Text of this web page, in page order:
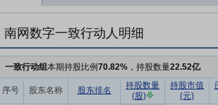
南网数字一致行动人明细
一致行动组本期持股比例70.82% ，持股数量22.52亿
序号 股东名称 股东排名
持股数量
(股)
持股市值
(元)